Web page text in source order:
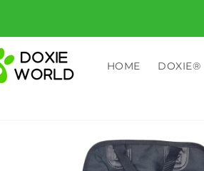
nu, betaal later met Klarna
HOME DOXIE®